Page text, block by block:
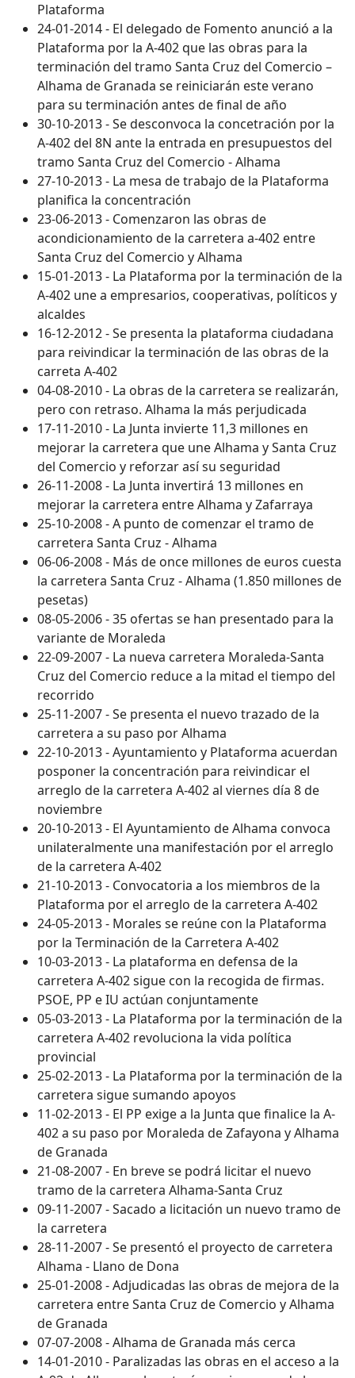
Plataforma
24-01-2014 - El delegado de Fomento anunció a la
Plataforma por la A-402 que las obras para la
terminación del tramo Santa Cruz del Comercio –
Alhama de Granada se reiniciarán este verano
para su terminación antes de final de año
30-10-2013 - Se desconvoca la concetración por la
A-402 del 8N ante la entrada en presupuestos del
tramo Santa Cruz del Comercio - Alhama
27-10-2013 - La mesa de trabajo de la Plataforma
planifica la concentración
23-06-2013 - Comenzaron las obras de
acondicionamiento de la carretera a-402 entre
Santa Cruz del Comercio y Alhama
15-01-2013 - La Plataforma por la terminación de la
A-402 une a empresarios, cooperativas, políticos y
alcaldes
16-12-2012 - Se presenta la plataforma ciudadana
para reivindicar la terminación de las obras de la
carreta A-402
04-08-2010 - La obras de la carretera se realizarán,
pero con retraso. Alhama la más perjudicada
17-11-2010 - La Junta invierte 11,3 millones en
mejorar la carretera que une Alhama y Santa Cruz
del Comercio y reforzar así su seguridad
26-11-2008 - La Junta invertirá 13 millones en
mejorar la carretera entre Alhama y Zafarraya
25-10-2008 - A punto de comenzar el tramo de
carretera Santa Cruz - Alhama
06-06-2008 - Más de once millones de euros cuesta
la carretera Santa Cruz - Alhama (1.850 millones de
pesetas)
08-05-2006 - 35 ofertas se han presentado para la
variante de Moraleda
22-09-2007 - La nueva carretera Moraleda-Santa
Cruz del Comercio reduce a la mitad el tiempo del
recorrido
25-11-2007 - Se presenta el nuevo trazado de la
carretera a su paso por Alhama
22-10-2013 - Ayuntamiento y Plataforma acuerdan
posponer la concentración para reivindicar el
arreglo de la carretera A-402 al viernes día 8 de
noviembre
20-10-2013 - El Ayuntamiento de Alhama convoca
unilateralmente una manifestación por el arreglo
de la carretera A-402
21-10-2013 - Convocatoria a los miembros de la
Plataforma por el arreglo de la carretera A-402
24-05-2013 - Morales se reúne con la Plataforma
por la Terminación de la Carretera A-402
10-03-2013 - La plataforma en defensa de la
carretera A-402 sigue con la recogida de firmas.
PSOE, PP e IU actúan conjuntamente
05-03-2013 - La Plataforma por la terminación de la
carretera A-402 revoluciona la vida política
provincial
25-02-2013 - La Plataforma por la terminación de la
carretera sigue sumando apoyos
11-02-2013 - El PP exige a la Junta que finalice la A-
402 a su paso por Moraleda de Zafayona y Alhama
de Granada
21-08-2007 - En breve se podrá licitar el nuevo
tramo de la carretera Alhama-Santa Cruz
09-11-2007 - Sacado a licitación un nuevo tramo de
la carretera
28-11-2007 - Se presentó el proyecto de carretera
Alhama - Llano de Dona
25-01-2008 - Adjudicadas las obras de mejora de la
carretera entre Santa Cruz de Comercio y Alhama
de Granada
07-07-2008 - Alhama de Granada más cerca
14-01-2010 - Paralizadas las obras en el acceso a la